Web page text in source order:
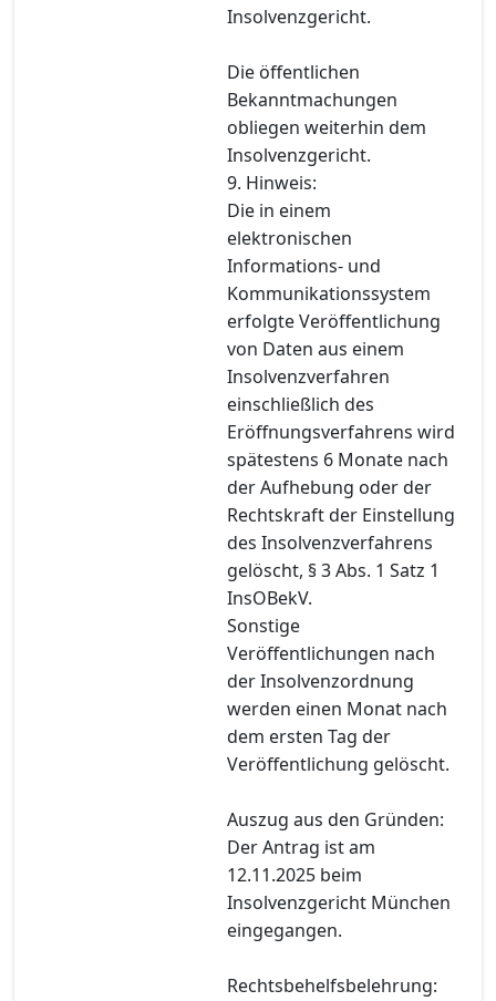
Insolvenzgericht.
Die öffentlichen
Bekanntmachungen
obliegen weiterhin dem
Insolvenzgericht.
9. Hinweis:
Die in einem
elektronischen
Informations- und
Kommunikationssystem
erfolgte Veröffentlichung
von Daten aus einem
Insolvenzverfahren
einschließlich des
Eröffnungsverfahrens wird
spätestens 6 Monate nach
der Aufhebung oder der
Rechtskraft der Einstellung
des Insolvenzverfahrens
gelöscht, § 3 Abs. 1 Satz 1
InsOBekV.
Sonstige
Veröffentlichungen nach
der Insolvenzordnung
werden einen Monat nach
dem ersten Tag der
Veröffentlichung gelöscht.
Auszug aus den Gründen:
Der Antrag ist am
12.11.2025 beim
Insolvenzgericht München
eingegangen.
Rechtsbehelfsbelehrung: